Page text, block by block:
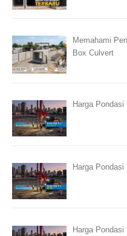
Memahami
Box Culvert
Harga
Harga
Harga